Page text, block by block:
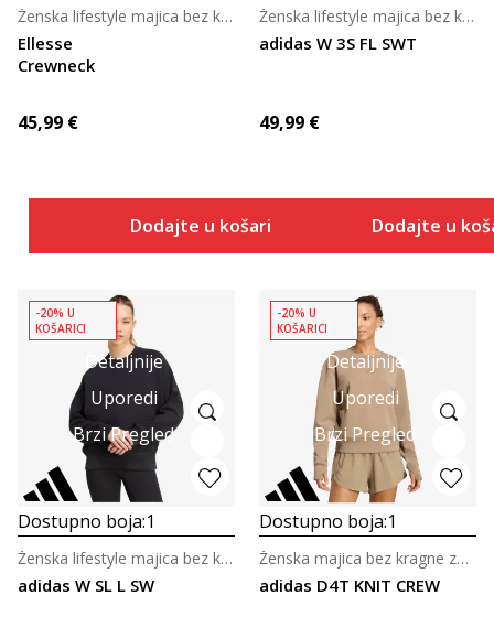
Ellesse
Crewneck
Ženska lifestyle majica bez kragne
45,99 €
Dodajte u košaricu
adidas W 3S FL SWT
Ženska lifestyle majica bez kragne
49,99 €
Dodajte u
Detaljnije
Uporedi
Brzi Pregled
-20% U
KOŠARICI
Dostupno boja:1
adidas W SL L SW
Ženska lifestyle majica bez kragne
Detaljnije
Uporedi
Brzi Pregled
-20% U
KOŠARICI
Dostupno boja:1
adidas D4T KNIT CREW
Ženska majica bez kragne za trening